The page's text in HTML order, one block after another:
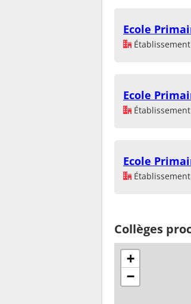
Ecole
Ecole
Ecole
Collèges
+
−